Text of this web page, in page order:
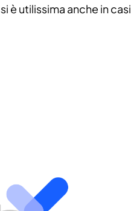
è utilissima anche in casi